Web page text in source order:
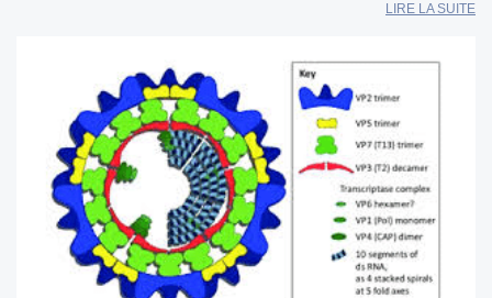
LIRE LA SUITE